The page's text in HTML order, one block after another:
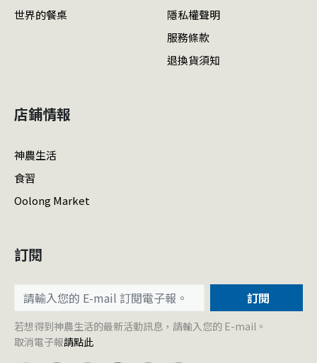
世界的餐桌
隱私權聲明
服務條款
退換貨須知
店鋪情報
神農生活
食習
Oolong Market
訂閱
訂閱
若想得到神農生活的最新活動訊息，請輸入您的 E-mail。
取消電子報請點此